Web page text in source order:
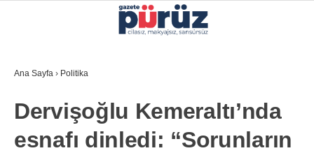
YEREL YÖNETIMLER
GÜNCEL
Ana Sayfa › Politika
Dervişoğlu Kemeraltı’nda
esnafı dinledi: “Sorunların